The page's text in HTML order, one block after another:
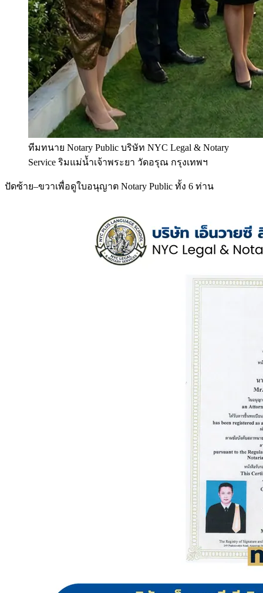
ทีมทนาย Notary Public บริษัท NYC Legal & Notary
Service ริมแม่น้ำเจ้าพระยา วัดอรุณ กรุงเทพฯ
ปัดซ้าย–ขวาเพื่อดูใบอนุญาต Notary Public ทั้ง 6 ท่าน